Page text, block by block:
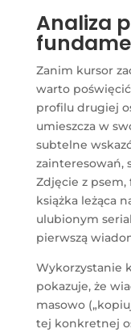
Analiza
Zanim kursor
warto
profilu drugiej
umieszcza w
subtelne
zainteresowań,
Zdjęcie z psem,
książka leżąca
ulubionym
pierwszą
Wykorzystanie
pokazuje, że
masowo
tej konkretnej